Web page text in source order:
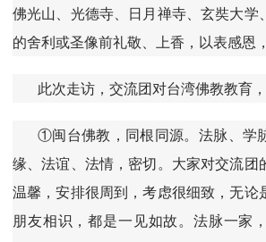
佛光山、光德寺、日月禅寺、玄奘大学
的舍利或圣像前礼敬、上香，以表感恩
此次走访，交流团对台湾佛教教育
①闽台佛教，同根同源。法脉、学
缘、法谊、法情，密切。大家对交流团
温馨，安排很周到，考虑很细致，无论
朋友相识，都是一见如故。法脉一家